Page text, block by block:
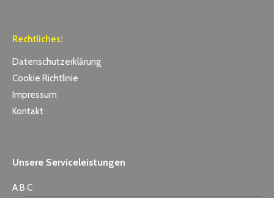
Rechtliches:
Datenschutzerklärung
Cookie Richtlinie
Impressum
Kontakt
Unsere Serviceleistungen
A B C